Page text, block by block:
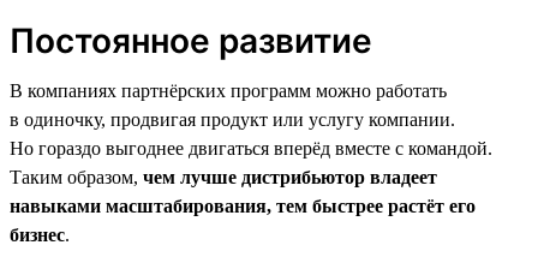
Постоянное развитие
В компаниях партнёрских программ можно работать
в одиночку, продвигая продукт или услугу компании.
Но гораздо выгоднее двигаться вперёд вместе с командой.
Таким образом, чем лучше дистрибьютор владеет
навыками масштабирования, тем быстрее растёт его
бизнес.